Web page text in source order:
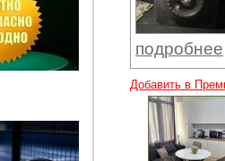
подробнее
Добавить в